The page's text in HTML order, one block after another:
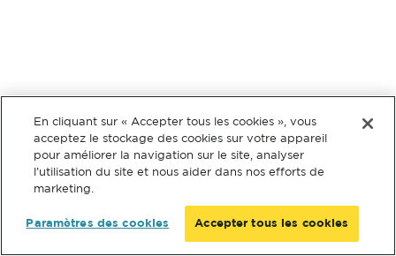
En cliquant sur « Accepter tous les cookies », vous
acceptez le stockage des cookies sur votre appareil
pour améliorer la navigation sur le site, analyser
l’utilisation du site et nous aider dans nos efforts de
marketing.
Paramètres des cookies Accepter tous les cookies